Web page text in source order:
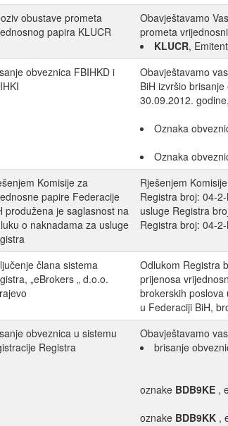
obustave prometa
papira KLUCR
Obavještavamo
prometa
KLUCR, Emitent
obveznica FBIHKD i
Obavještavamo
BiH izvršio
30.09.2012.
Oznaka
Oznaka
Komisije za
papire Federacije
produžena je saglasnost na
o naknadama za usluge
Rješenjem
Registra broj: 04-
usluge Registra
Registra broj: 04-
člana sistema
„eBrokers „ d.o.o.
Odlukom Registra
prijenosa
brokerskih
u Federaciji BiH,
obveznica u sistemu
Registra
Obavještavamo
brisanje
oznake BDB9KE ,
oznake BDB9KK ,